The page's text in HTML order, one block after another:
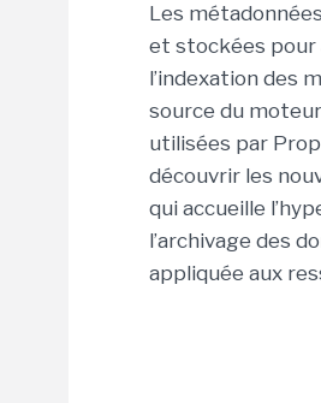
Les
et stockées pour
l’indexation des
source du
utilisées par
découvrir les
qui accueille
l’archivage des
appliquée aux